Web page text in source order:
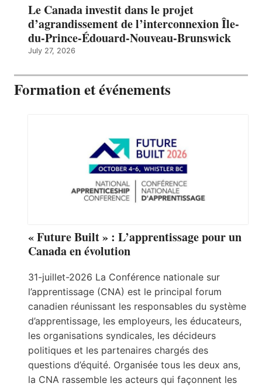
Le Canada investit dans le projet
d’agrandissement de l’interconnexion Île-
du-Prince-Édouard-Nouveau-Brunswick
July 27, 2026
Formation et événements
« Future Built » : L’apprentissage pour un
Canada en évolution
31-juillet-2026 La Conférence nationale sur
l’apprentissage (CNA) est le principal forum
canadien réunissant les responsables du système
d’apprentissage, les employeurs, les éducateurs,
les organisations syndicales, les décideurs
politiques et les partenaires chargés des
questions d’équité. Organisée tous les deux ans,
la CNA rassemble les acteurs qui façonnent les